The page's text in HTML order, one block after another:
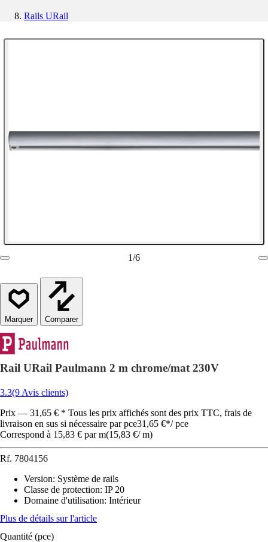
Rails URail
1/6
Comparer
Rail URail Paulmann 2 m chrome/mat 230V
3.3(9 Avis clients)
Prix — 31,65 € * Tous les prix affichés sont des prix TTC, frais de
livraison en sus si nécessaire par pce31,65 €*/ pce
Correspond à 15,83 € par m(15,83 €/ m)
Rf. 7804156
Version: Système de rails
Classe de protection: IP 20
Domaine d'utilisation: Intérieur
Plus de détails sur l'article
Quantité (pce)